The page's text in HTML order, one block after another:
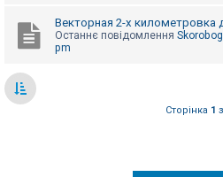
Векторная 2-х километровка
Останнє повідомлення
pm
Сторінка 1 з